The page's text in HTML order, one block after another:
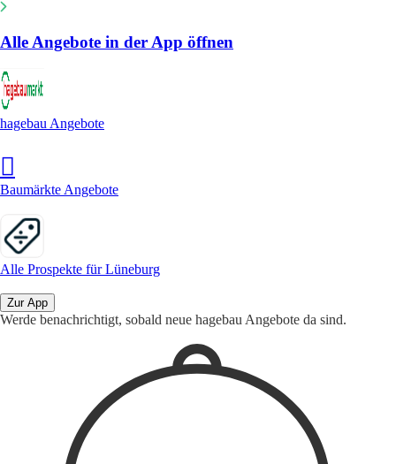
Alle Angebote in der App öffnen
hagebau Angebote
Baumärkte Angebote
Alle Prospekte für Lüneburg
Zur App
Werde benachrichtigt, sobald neue hagebau Angebote da sind.